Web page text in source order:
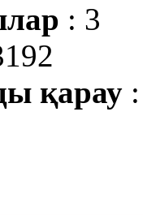
: 3
қарау